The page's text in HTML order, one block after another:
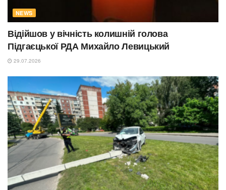
NEWS
Відійшов у вічність колишній голова
Підгаєцької РДА Михайло Левицький
29.07.2026